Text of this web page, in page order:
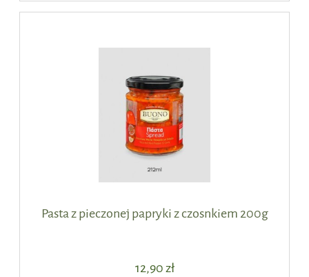
Pasta z pieczonej papryki z czosnkiem 200g
12,90 zł